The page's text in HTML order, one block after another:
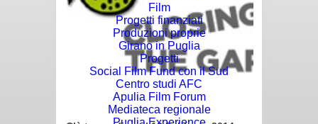
Film
Progetti finanziati
Produzioni proprie
Girano in Puglia
Progetti
Social Film Fund con il Sud
Centro studi AFC
Apulia Film Forum
Mediateca regionale